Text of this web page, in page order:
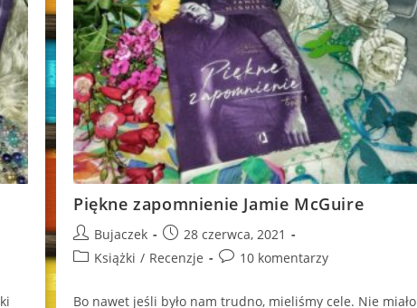
Piękne zapomnienie Jamie McGuire
Post
author:
Bujaczek
Post
published:
28 czerwca, 2021
PostKsiążki / Recenzje
Post10 komentarzy
Bo nawet jeśli było nam trudno, mieliśmy cele. Nie miało